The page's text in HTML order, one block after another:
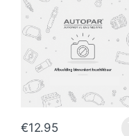
€12.95